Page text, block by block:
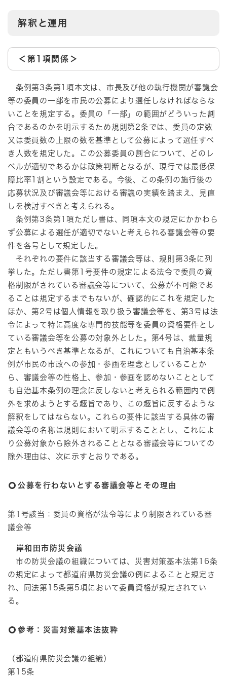
解釈と運用
＜第1項関係＞
条例第3条第1項本文は、市長及び他の執行機関が審議会
等の委員の一部を市民の公募により選任しなければならな
いことを規定する。委員の「一部」の範囲がどういった割
合であるのかを明示するため規則第2条では、委員の定数
又は委員数の上限の数を基準として公募によって選任すべ
き人数を規定した。この公募委員の割合について、どのレ
ベルが適切であるかは政策判断となるが、現行では最低保
障比率1割という設定である。今後、この条例の施行後の
応募状況及び審議会等における審議の実績を踏まえ、見直
しを検討すべきと考えられる。
条例第3条第1項ただし書は、同項本文の規定にかかわら
ず公募による選任が適切でないと考えられる審議会等の要
件を各号として規定した。
それぞれの要件に該当する審議会等は、規則第3条に列
挙した。ただし書第1号要件の規定による法令で委員の資
格制限がされている審議会等について、公募が不可能であ
ることは規定するまでもないが、確認的にこれを規定した
ほか、第2号は個人情報を取り扱う審議会等を、第3号は法
令によって特に高度な専門的技能等を委員の資格要件とし
ている審議会等を公募の対象外とした。第4号は、裁量規
定ともいうべき基準となるが、これについても自治基本条
例が市民の市政への参加・参画を理念としていることか
ら、審議会等の性格上、参加・参画を認めないこととして
も自治基本条例の理念に反しないと考えられる範囲内で例
外を求めようとする趣旨であり、この趣旨に反するような
解釈をしてはならない。これらの要件に該当する具体の審
議会等の名称は規則において明示することとし、これによ
り公募対象から除外されることとなる審議会等についての
除外理由は、次に示すとおりである。
公募を行わないとする審議会等とその理由
第1号該当：委員の資格が法令等により制限されている審
議会等
岸和田市防災会議
市の防災会議の組織については、災害対策基本法第16条
の規定によって都道府県防災会議の例によることと規定さ
れ、同法第15条第5項において委員資格が規定されてい
る。
参考：災害対策基本法抜粋
（都道府県防災会議の組織）
第15条